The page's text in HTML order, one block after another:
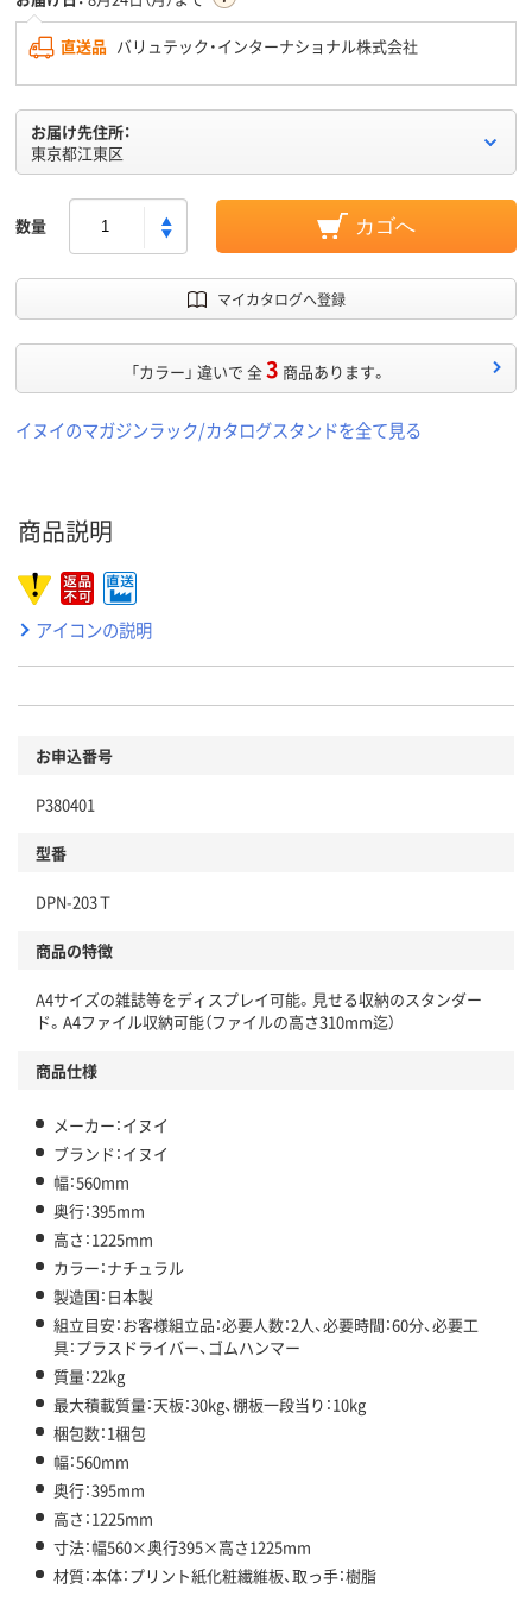
直送品 バリュテック・インターナショナル株式会社
お届け先住所：
東京都江東区
数量 カゴへ
マイカタログへ登録
「カラー」 違いで 全3 商品あります。
イヌイのマガジンラック/カタログスタンドを全て見る
商品説明
アイコンの説明
お申込番号
P380401
型番
DPN-203Ｔ
商品の特徴
A4サイズの雑誌等をディスプレイ可能。見せる収納のスタンダー
ド。A4ファイル収納可能（ファイルの高さ310mm迄）
商品仕様
メーカー：イヌイ
ブランド：イヌイ
幅：560mm
奥行：395mm
高さ：1225mm
カラー：ナチュラル
製造国：日本製
組立目安：お客様組立品：必要人数：2人、必要時間：60分、必要工
具：プラスドライバー、ゴムハンマー
質量：22kg
最大積載質量：天板：30kg、棚板一段当り：10kg
梱包数：1梱包
幅：560mm
奥行：395mm
高さ：1225mm
寸法：幅560×奥行395×高さ1225mm
材質：本体：プリント紙化粧繊維板、取っ手：樹脂